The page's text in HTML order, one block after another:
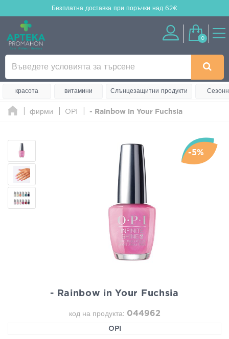
Безплатна доставка при поръчки над 62€
0
красота витамини Слънцезащитни продукти
фирми OPI - Rainbow in Your Fuchsia
-5%
- Rainbow in Your Fuchsia
код на продукта: 044962
OPI